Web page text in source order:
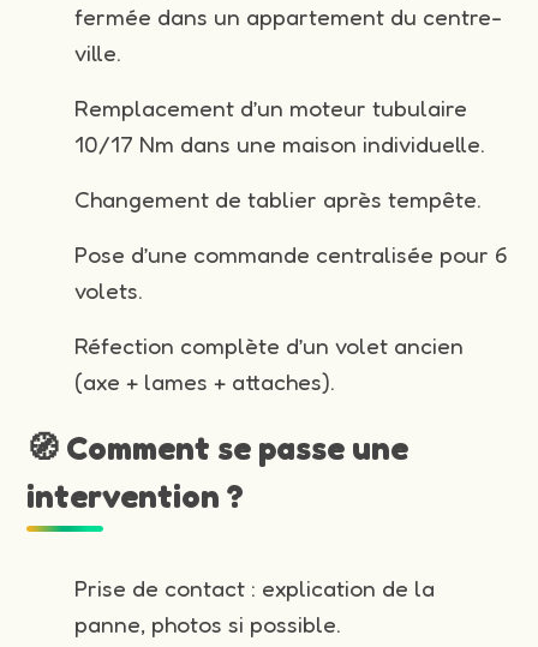
fermée dans un appartement du centre-
ville.
Remplacement d’un moteur tubulaire
10/17 Nm dans une maison individuelle.
Changement de tablier après tempête.
Pose d’une commande centralisée pour 6
volets.
Réfection complète d’un volet ancien
(axe + lames + attaches).
🧭 Comment se passe une
intervention ?
Prise de contact : explication de la
panne, photos si possible.